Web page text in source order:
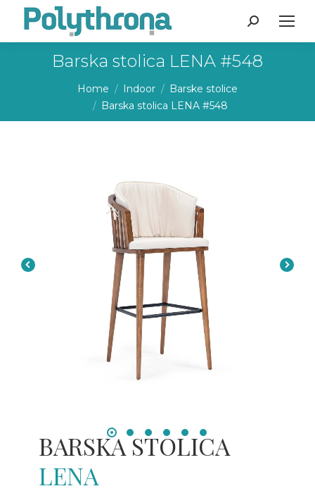
Search:
Barska stolica LENA #548
You are here:Home Indoor
Barske stolice
Barska stolica LENA #548
BARSKA STOLICA
LENA